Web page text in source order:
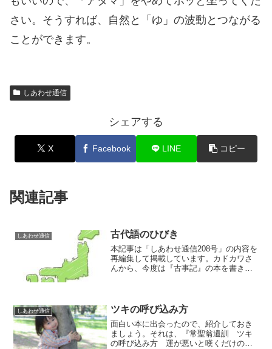
さい。そうすれば、自然と「ゆ」の波動とつながる
ことができます。
しあわせ通信
シェアする
X Facebook LINE コピー
関連記事
しあわせ通信 古代語のひびき
本記事は「しあわせ通信208号」の内容を
再編集して掲載しています。カドカワさ
んから、今度は『古事記』の本を書きま
に、色々と新しい気づき...
しあわせ通信 ツキの呼び込み方
面白い本に出会ったので、紹介しておき
ましょう。それは、『常聖翁遺訓 ツキ
の呼び込み方 運が悪いと嘆くだけのあ